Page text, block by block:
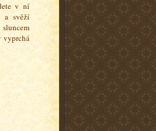
v ní
a svěží
vyprchá